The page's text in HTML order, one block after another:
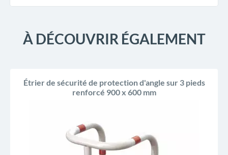
À DÉCOUVRIR ÉGALEMENT
Étrier de sécurité de protection d'angle sur 3 pieds
renforcé 900 x 600 mm